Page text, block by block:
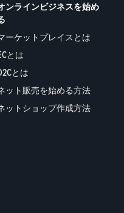
ンラインビジネスを始め
ーケットプレイスとは
とは
とは
ット販売を始める方法
ットショップ作成方法